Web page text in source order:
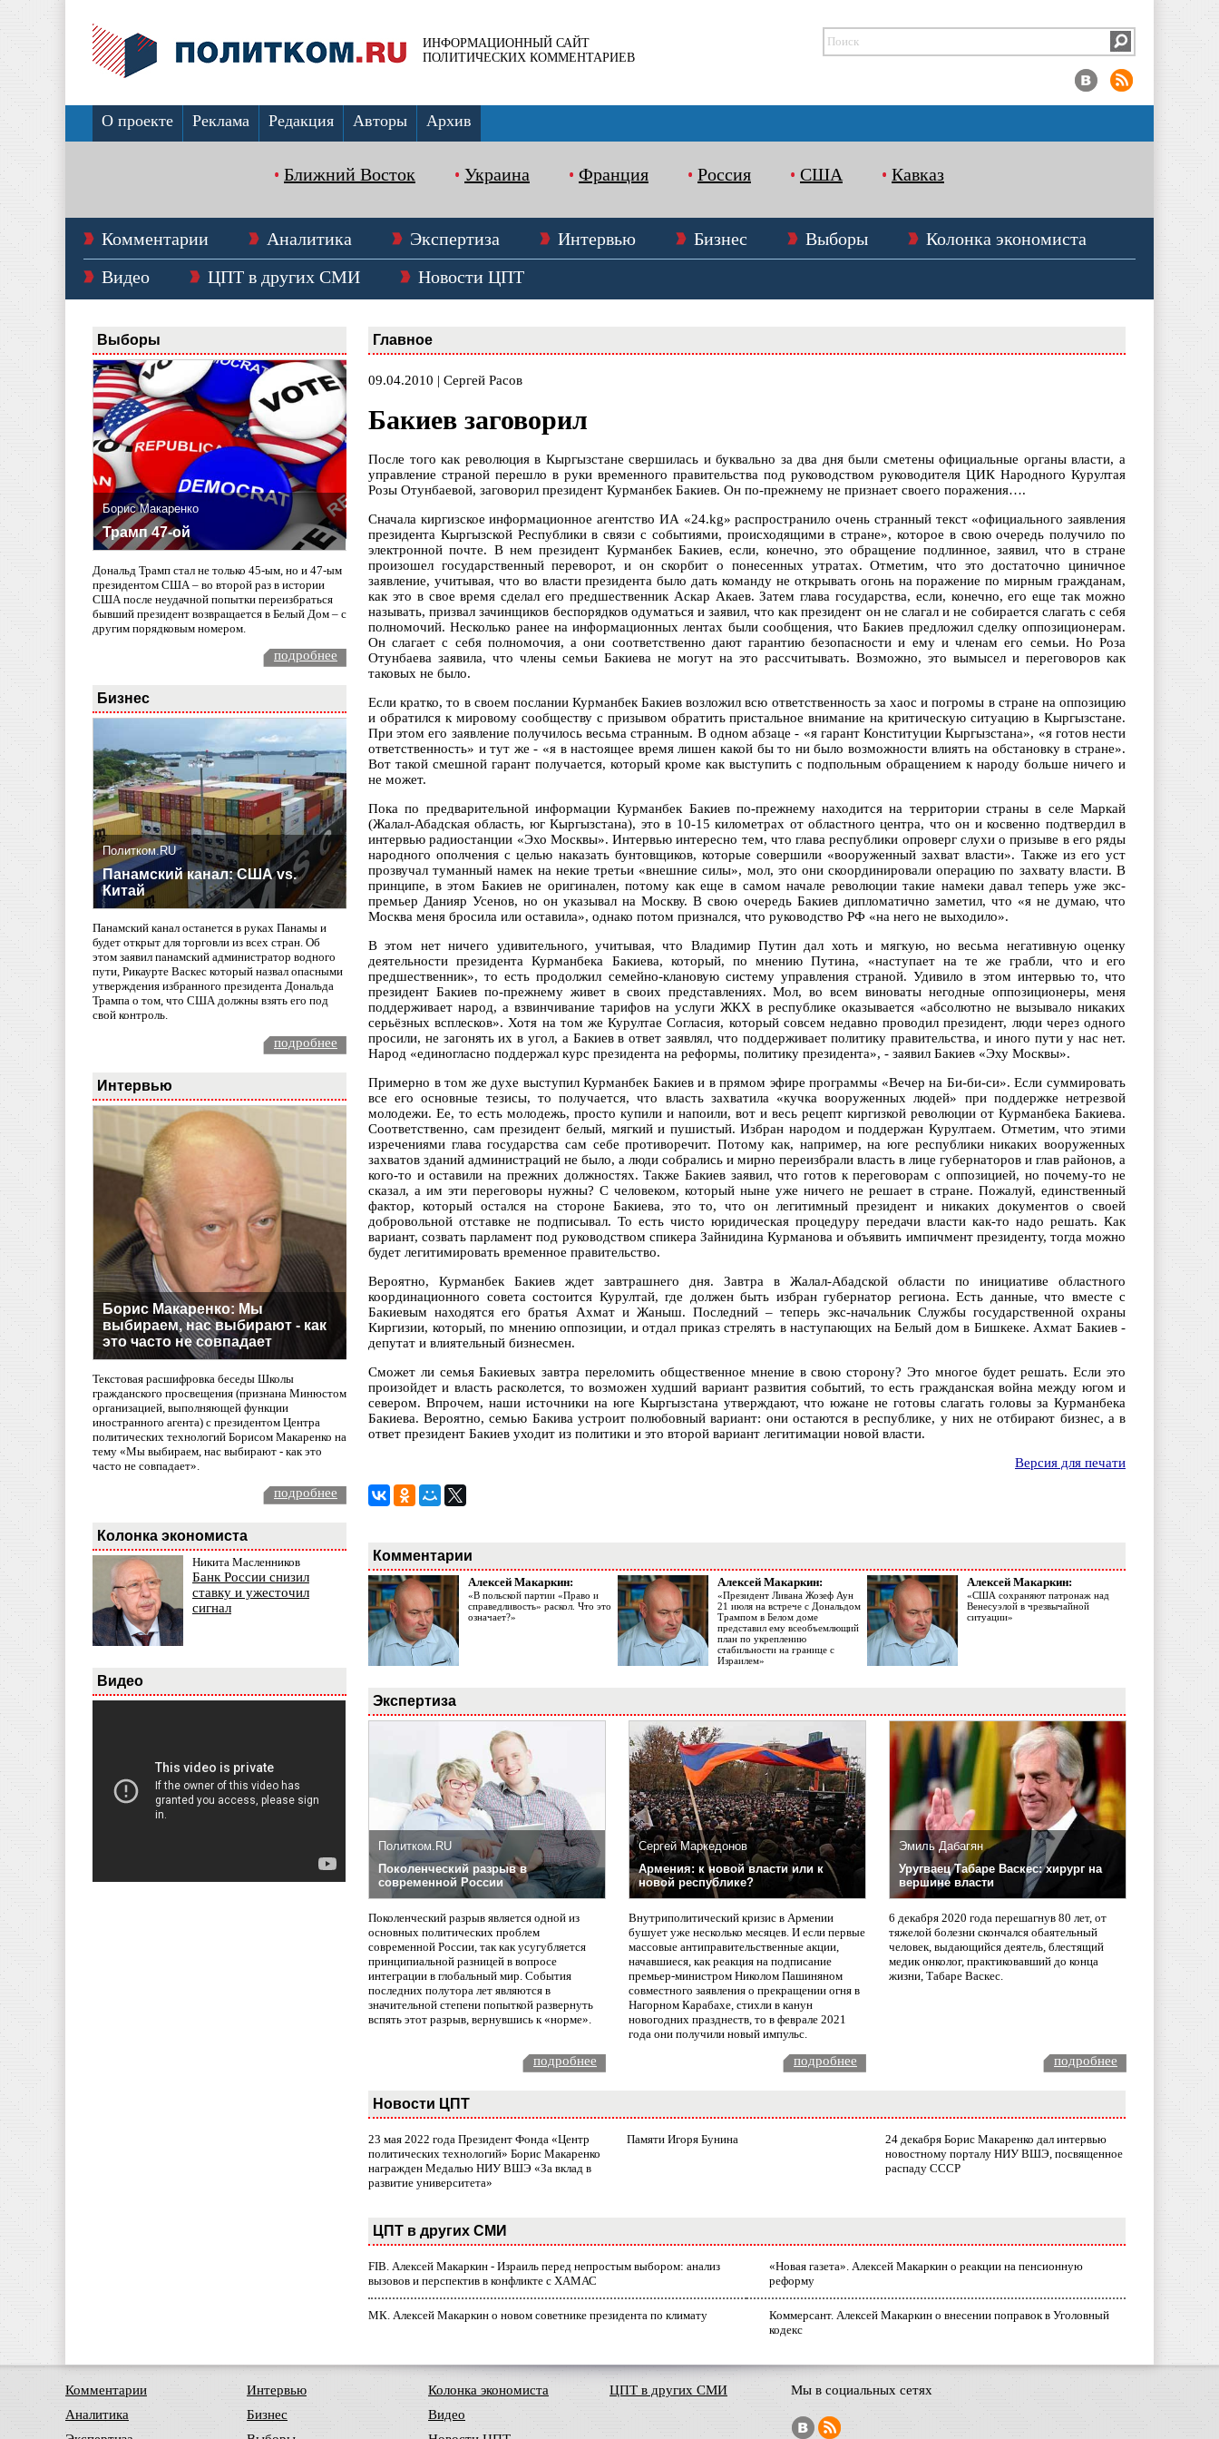
ИНФОРМАЦИОННЫЙ САЙТ
ПОЛИТИЧЕСКИХ КОММЕНТАРИЕВ
О проекте Реклама Редакция Авторы Архив
Ближний Восток Украина Франция Россия США Кавказ
Комментарии Аналитика Экспертиза Интервью Бизнес Выборы
Колонка экономиста
Видео
ЦПТ в других СМИ Новости ЦПТ
Выборы
Борис Макаренко
Трамп 47-ой
Дональд Трамп стал не только 45-ым, но и 47-ым
президентом США – во второй раз в истории
США после неудачной попытки переизбраться
бывший президент возвращается в Белый Дом – с
другим порядковым номером.
подробнее
Бизнес
Политком.RU
Панамский канал: США vs.
Китай
Панамский канал останется в руках Панамы и
будет открыт для торговли из всех стран. Об
этом заявил панамский администратор водного
пути, Рикаурте Васкес который назвал опасными
утверждения избранного президента Дональда
Трампа о том, что США должны взять его под
свой контроль.
подробнее
Интервью
Борис Макаренко: Мы
выбираем, нас выбирают - как
это часто не совпадает
Текстовая расшифровка беседы Школы
гражданского просвещения (признана Минюстом
организацией, выполняющей функции
иностранного агента) с президентом Центра
политических технологий Борисом Макаренко на
тему «Мы выбираем, нас выбирают - как это
часто не совпадает».
подробнее
Колонка экономиста
Никита Масленников
Банк России снизил
ставку и ужесточил
сигнал
Видео
Главное
09.04.2010 | Сергей Расов
Бакиев заговорил
После того как революция в Кыргызстане свершилась и буквально за два дня были сметены официальные органы власти, а
управление страной перешло в руки временного правительства под руководством руководителя ЦИК Народного Курултая
Розы Отунбаевой, заговорил президент Курманбек Бакиев. Он по-прежнему не признает своего поражения….
Сначала киргизское информационное агентство ИА «24.kg» распространило очень странный текст «официального заявления
президента Кыргызской Республики в связи с событиями, происходящими в стране», которое в свою очередь получило по
электронной почте. В нем президент Курманбек Бакиев, если, конечно, это обращение подлинное, заявил, что в стране
произошел государственный переворот, и он скорбит о понесенных утратах. Отметим, что это достаточно циничное
заявление, учитывая, что во власти президента было дать команду не открывать огонь на поражение по мирным гражданам,
как это в свое время сделал его предшественник Аскар Акаев. Затем глава государства, если, конечно, его еще так можно
называть, призвал зачинщиков беспорядков одуматься и заявил, что как президент он не слагал и не собирается слагать с себя
полномочий. Несколько ранее на информационных лентах были сообщения, что Бакиев предложил сделку оппозиционерам.
Он слагает с себя полномочия, а они соответственно дают гарантию безопасности и ему и членам его семьи. Но Роза
Отунбаева заявила, что члены семьи Бакиева не могут на это рассчитывать. Возможно, это вымысел и переговоров как
таковых не было.
Если кратко, то в своем послании Курманбек Бакиев возложил всю ответственность за хаос и погромы в стране на оппозицию
и обратился к мировому сообществу с призывом обратить пристальное внимание на критическую ситуацию в Кыргызстане.
При этом его заявление получилось весьма странным. В одном абзаце - «я гарант Конституции Кыргызстана», «я готов нести
ответственность» и тут же - «я в настоящее время лишен какой бы то ни было возможности влиять на обстановку в стране».
Вот такой смешной гарант получается, который кроме как выступить с подпольным обращением к народу больше ничего и
не может.
Пока по предварительной информации Курманбек Бакиев по-прежнему находится на территории страны в селе Маркай
(Жалал-Абадская область, юг Кыргызстана), это в 10-15 километрах от областного центра, что он и косвенно подтвердил в
интервью радиостанции «Эхо Москвы». Интервью интересно тем, что глава республики опроверг слухи о призыве в его ряды
народного ополчения с целью наказать бунтовщиков, которые совершили «вооруженный захват власти». Также из его уст
прозвучал туманный намек на некие третьи «внешние силы», мол, это они скоординировали операцию по захвату власти. В
принципе, в этом Бакиев не оригинален, потому как еще в самом начале революции такие намеки давал теперь уже экс-
премьер Данияр Усенов, но он указывал на Москву. В свою очередь Бакиев дипломатично заметил, что «я не думаю, что
Москва меня бросила или оставила», однако потом признался, что руководство РФ «на него не выходило».
В этом нет ничего удивительного, учитывая, что Владимир Путин дал хоть и мягкую, но весьма негативную оценку
деятельности президента Курманбека Бакиева, который, по мнению Путина, «наступает на те же грабли, что и его
предшественник», то есть продолжил семейно-клановую систему управления страной. Удивило в этом интервью то, что
президент Бакиев по-прежнему живет в своих представлениях. Мол, во всем виноваты негодные оппозиционеры, меня
поддерживает народ, а взвинчивание тарифов на услуги ЖКХ в республике оказывается «абсолютно не вызывало никаких
серьёзных всплесков». Хотя на том же Курултае Согласия, который совсем недавно проводил президент, люди через одного
просили, не загонять их в угол, а Бакиев в ответ заявлял, что поддерживает политику правительства, и иного пути у нас нет.
Народ «единогласно поддержал курс президента на реформы, политику президента», - заявил Бакиев «Эху Москвы».
Примерно в том же духе выступил Курманбек Бакиев и в прямом эфире программы «Вечер на Би-би-си». Если суммировать
все его основные тезисы, то получается, что власть захватила «кучка вооруженных людей» при поддержке нетрезвой
молодежи. Ее, то есть молодежь, просто купили и напоили, вот и весь рецепт киргизкой революции от Курманбека Бакиева.
Соответственно, сам президент белый, мягкий и пушистый. Избран народом и поддержан Курултаем. Отметим, что этими
изречениями глава государства сам себе противоречит. Потому как, например, на юге республики никаких вооруженных
захватов зданий администраций не было, а люди собрались и мирно переизбрали власть в лице губернаторов и глав районов, а
кого-то и оставили на прежних должностях. Также Бакиев заявил, что готов к переговорам с оппозицией, но почему-то не
сказал, а им эти переговоры нужны? С человеком, который ныне уже ничего не решает в стране. Пожалуй, единственный
фактор, который остался на стороне Бакиева, это то, что он легитимный президент и никаких документов о своей
добровольной отставке не подписывал. То есть чисто юридическая процедуру передачи власти как-то надо решать. Как
вариант, созвать парламент под руководством спикера Зайнидина Курманова и объявить импичмент президенту, тогда можно
будет легитимировать временное правительство.
Вероятно, Курманбек Бакиев ждет завтрашнего дня. Завтра в Жалал-Абадской области по инициативе областного
координационного совета состоится Курултай, где должен быть избран губернатор региона. Есть данные, что вместе с
Бакиевым находятся его братья Ахмат и Жаныш. Последний – теперь экс-начальник Службы государственной охраны
Киргизии, который, по мнению оппозиции, и отдал приказ стрелять в наступающих на Белый дом в Бишкеке. Ахмат Бакиев -
депутат и влиятельный бизнесмен.
Сможет ли семья Бакиевых завтра переломить общественное мнение в свою сторону? Это многое будет решать. Если это
произойдет и власть расколется, то возможен худший вариант развития событий, то есть гражданская война между югом и
севером. Впрочем, наши источники на юге Кыргызстана утверждают, что южане не готовы слагать головы за Курманбека
Бакиева. Вероятно, семью Бакива устроит полюбовный вариант: они остаются в республике, у них не отбирают бизнес, а в
ответ президент Бакиев уходит из политики и это второй вариант легитимации новой власти.
Версия для печати
Комментарии
Алексей Макаркин:
«В польской партии «Право и
справедливость» раскол. Что это
означает?»
Алексей Макаркин:
«Президент Ливана Жозеф Аун
21 июля на встрече с Дональдом
Трампом в Белом доме
представил ему всеобъемлющий
план по укреплению
стабильности на границе с
Израилем»
Алексей Макаркин:
«США сохраняют патронаж над
Венесуэлой в чрезвычайной
ситуации»
Экспертиза
Политком.RU
Поколенческий разрыв в
современной России
Поколенческий разрыв является одной из
основных политических проблем
современной России, так как усугубляется
принципиальной разницей в вопросе
интеграции в глобальный мир. События
последних полутора лет являются в
значительной степени попыткой развернуть
вспять этот разрыв, вернувшись к «норме».
Сергей Маркедонов
Армения: к новой власти или к
новой республике?
Внутриполитический кризис в Армении
бушует уже несколько месяцев. И если первые
массовые антиправительственные акции,
начавшиеся, как реакция на подписание
премьер-министром Николом Пашиняном
совместного заявления о прекращении огня в
Нагорном Карабахе, стихли в канун
новогодних празднеств, то в феврале 2021
года они получили новый импульс.
Эмиль Дабагян
Уругваец Табаре Васкес: хирург на
вершине власти
6 декабря 2020 года перешагнув 80 лет, от
тяжелой болезни скончался обаятельный
человек, выдающийся деятель, блестящий
медик онколог, практиковавший до конца
жизни, Табаре Васкес.
подробнее подробнее подробнее
Новости ЦПТ
23 мая 2022 года Президент Фонда «Центр
политических технологий» Борис Макаренко
награжден Медалью НИУ ВШЭ «За вклад в
развитие университета»
Памяти Игоря Бунина
24 декабря Борис Макаренко дал интервью
новостному порталу НИУ ВШЭ, посвященное
распаду СССР
ЦПТ в других СМИ
FIB. Алексей Макаркин - Израиль перед непростым выбором: анализ
вызовов и перспектив в конфликте с ХАМАС
«Новая газета». Алексей Макаркин о реакции на пенсионную
реформу
МК. Алексей Макаркин о новом советнике президента по климату
Коммерсант. Алексей Макаркин о внесении поправок в Уголовный
кодекс
Комментарии
Аналитика
Интервью
Бизнес
Колонка экономиста
Видео
ЦПТ в других СМИ Мы в социальных сетях